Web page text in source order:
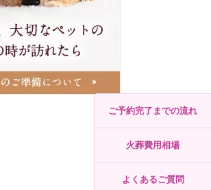
ご予約完了までの流れ
火葬費用相場
よくあるご質問